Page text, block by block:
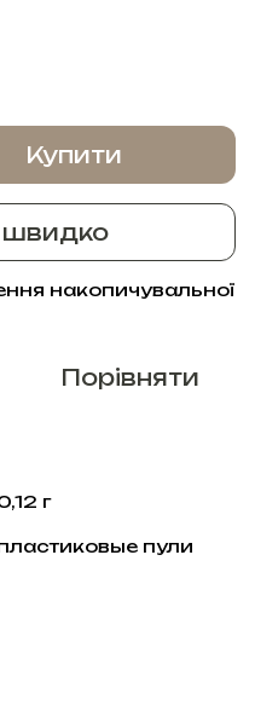
Купити
накопичувальної
Порівняти
г
пули